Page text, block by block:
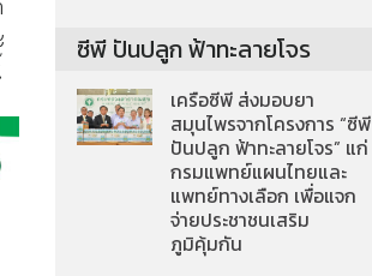
ซีพี ปันปลูก ฟ้าทะลายโจร
เครือซีพี ส่งมอบยา
สมุนไพรจากโครงการ “ซีพี
ปันปลูก ฟ้าทะลายโจร” แก่
กรมแพทย์แผนไทยและ
แพทย์ทางเลือก เพื่อแจก
จ่ายประชาชนเสริม
ภูมิคุ้มกัน